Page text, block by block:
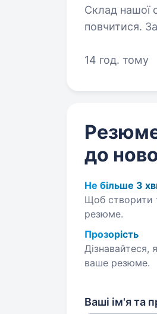
Склад нашої
повчитися.
14 год. тому
до
Не більше 3
Щоб створити
резюме.
Прозорість
Дізнавайтеся,
ваше резюме.
Ваші ім'я та